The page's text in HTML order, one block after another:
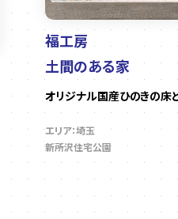
福工房
土間のある家
オリジナル国産ひのきの床
エリア：埼玉
新所沢住宅公園